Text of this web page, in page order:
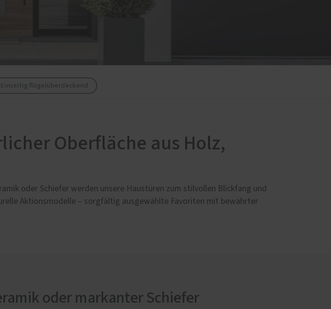
Oberfläche aus Holz,
oder Schiefer werden unsere Haustüren zum stilvollen Blickfang und
Aktionsmodelle – sorgfältig ausgewählte Favoriten mit bewährter
oder markanter Schiefer